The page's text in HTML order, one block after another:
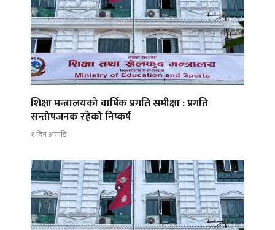
शिक्षा मन्त्रालयको वार्षिक प्रगति समीक्षा : प्रगति
सन्तोषजनक रहेको निष्कर्ष
१ दिन अगाडि